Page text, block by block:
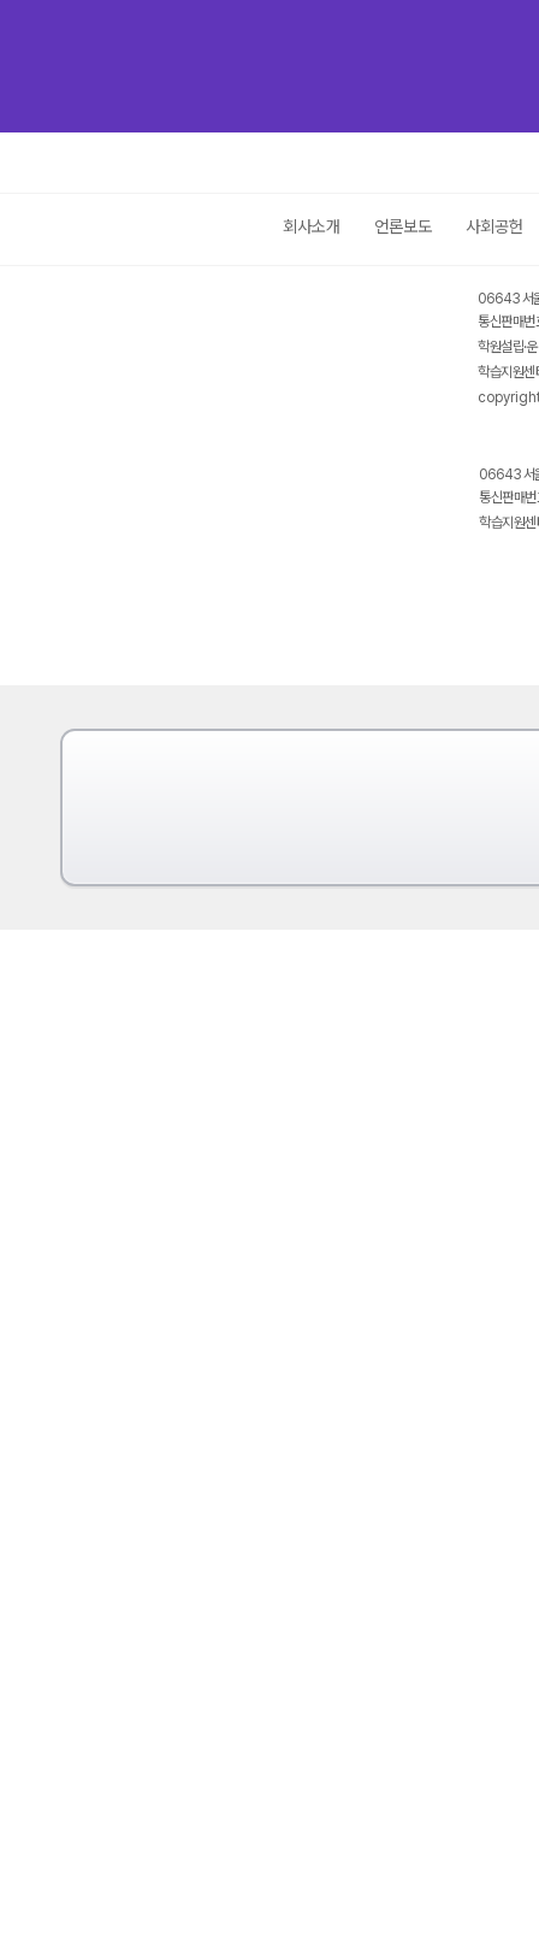
회사소개 언론보도 사회공헌
06643 서
통신판매
학원설립·
학습지원
06643 서
통신판매
학습지원